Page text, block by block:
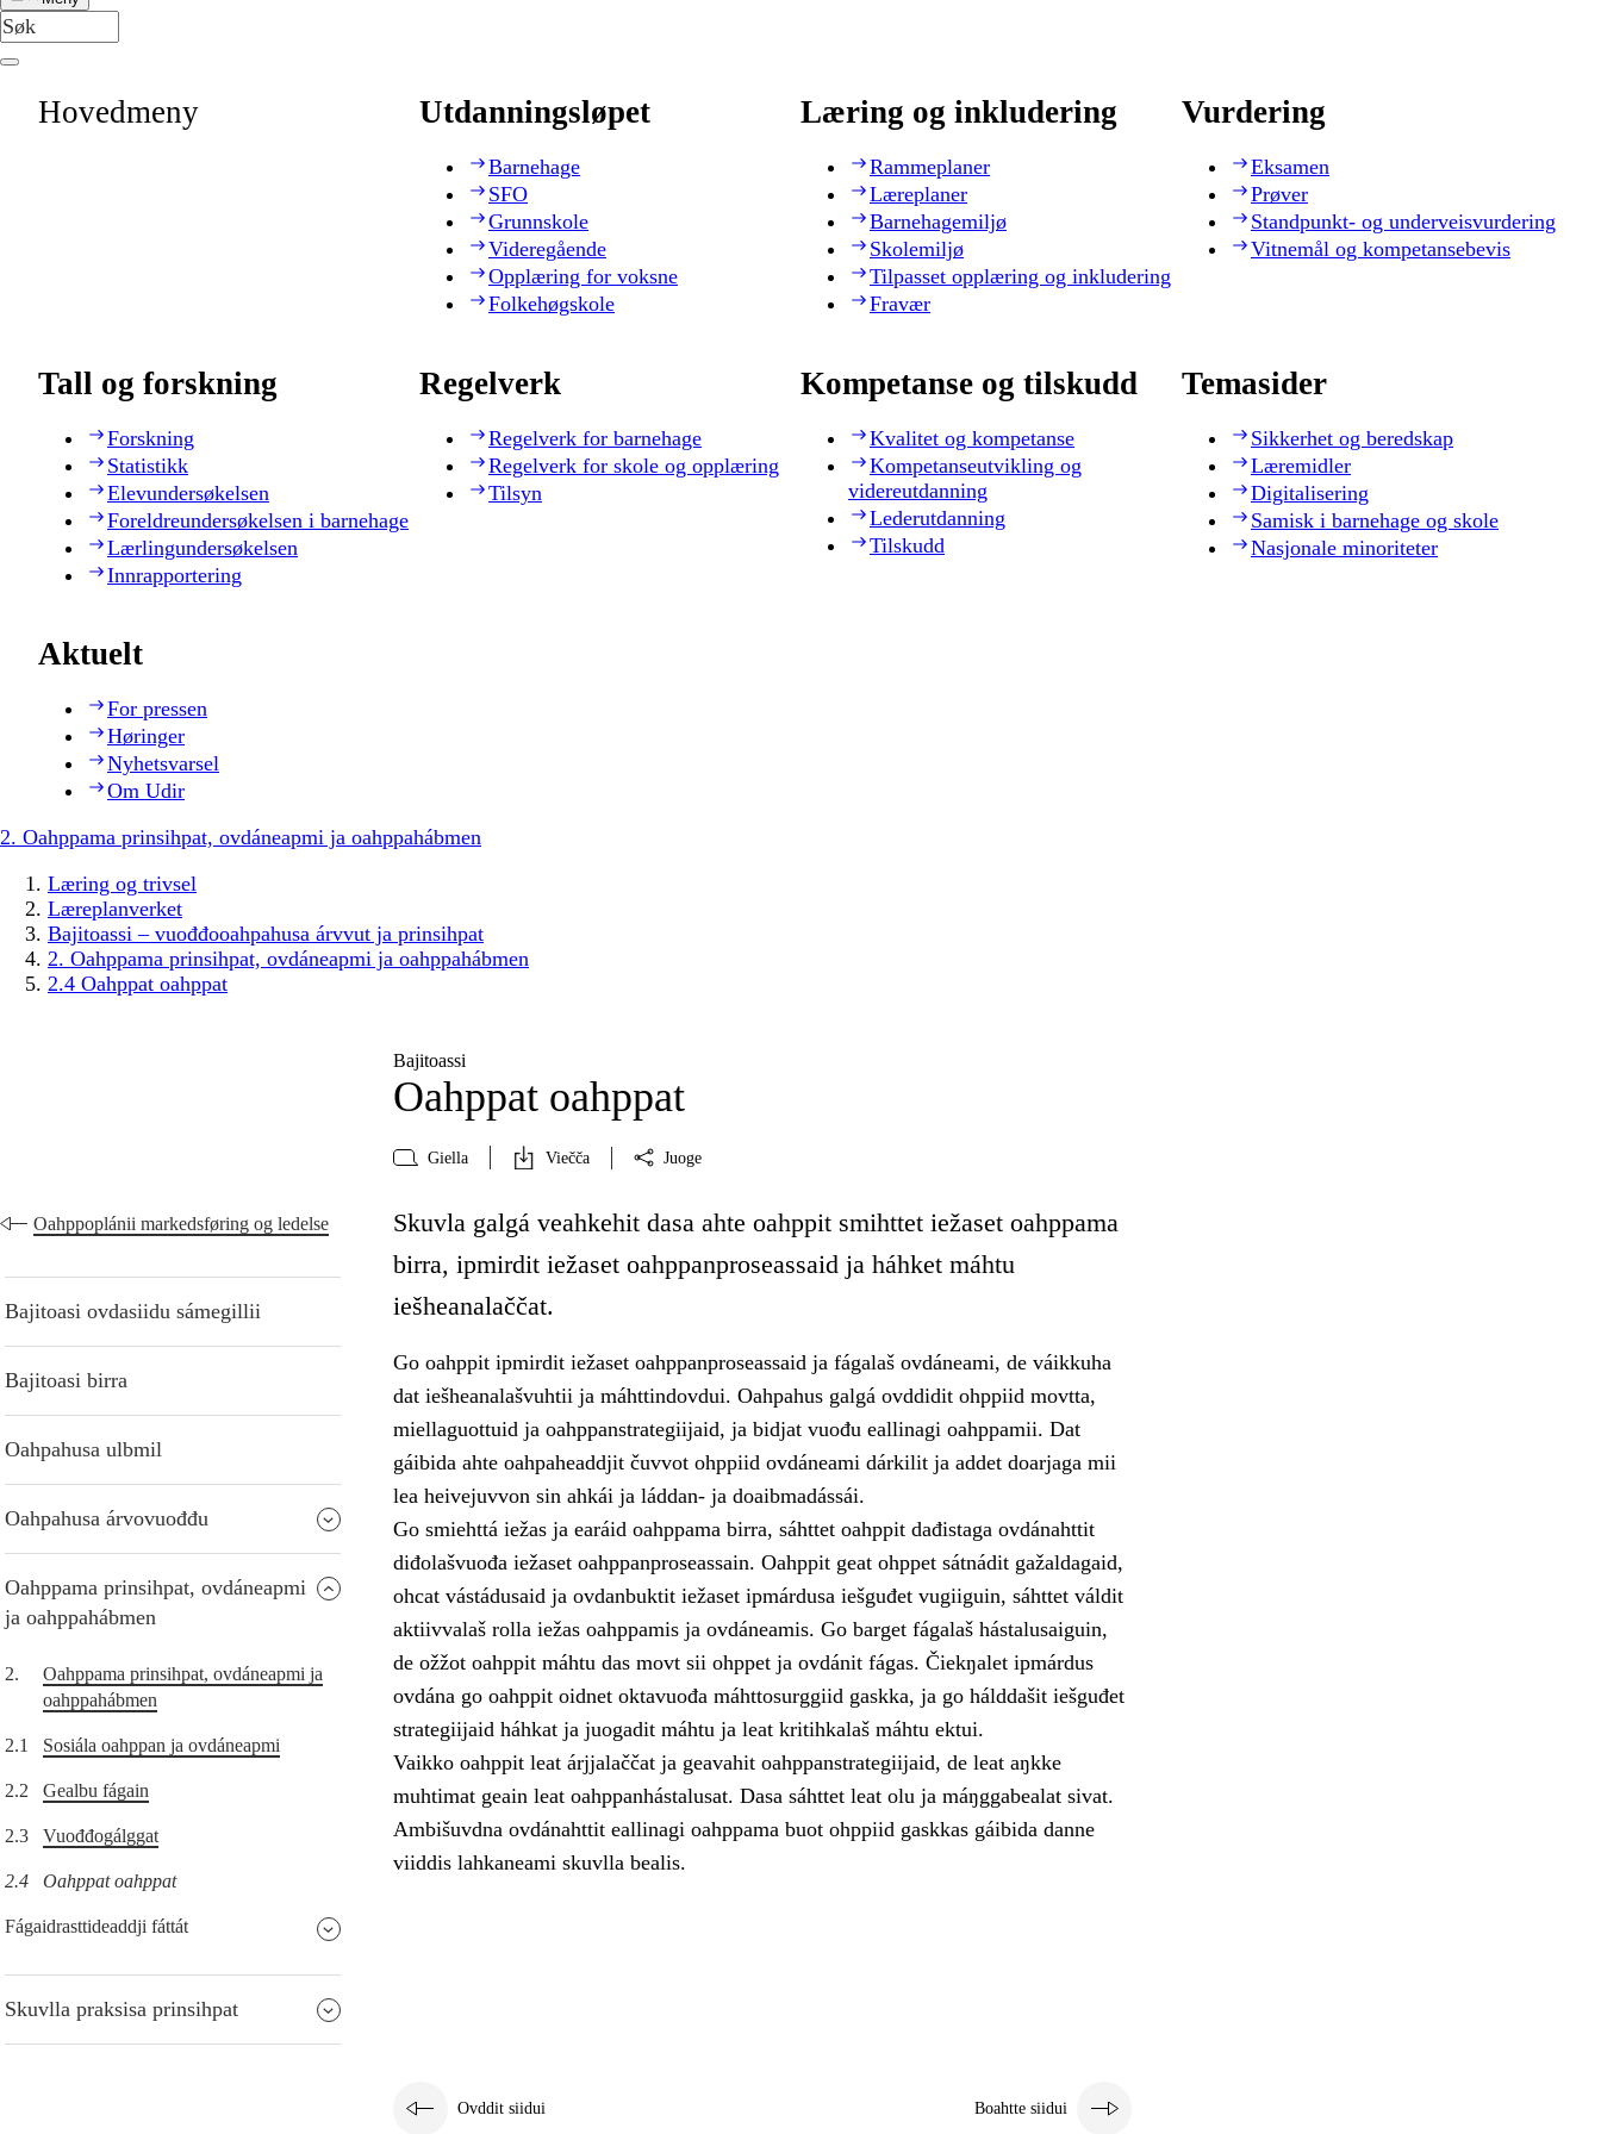
Hovedmeny Utdanningsløpet
Barnehage
SFO
Grunnskole
Videregående
Opplæring for voksne
Folkehøgskole
Læring og inkludering
Rammeplaner
Læreplaner
Barnehagemiljø
Skolemiljø
Tilpasset opplæring og inkludering
Fravær
Vurdering
Eksamen
Prøver
Standpunkt- og underveisvurdering
Vitnemål og kompetansebevis
Tall og forskning
Forskning
Statistikk
Elevundersøkelsen
Foreldreundersøkelsen i barnehage
Lærlingundersøkelsen
Innrapportering
Regelverk
Regelverk for barnehage
Regelverk for skole og opplæring
Tilsyn
Kompetanse og tilskudd
Kvalitet og kompetanse
Kompetanseutvikling og
videreutdanning
Lederutdanning
Tilskudd
Temasider
Sikkerhet og beredskap
Læremidler
Digitalisering
Samisk i barnehage og skole
Nasjonale minoriteter
Aktuelt
For pressen
Høringer
Nyhetsvarsel
Om Udir
2. Oahppama prinsihpat, ovdáneapmi ja oahppahábmen
Læring og trivsel
Læreplanverket
Bajitoassi – vuođđooahpahusa árvvut ja prinsihpat
2. Oahppama prinsihpat, ovdáneapmi ja oahppahábmen
2.4 Oahppat oahppat
Bajitoassi
Oahppat oahppat
Giella Viečča Juoge
Oahppoplánii markedsføring og ledelse
Bajitoasi ovdasiidu sámegillii
Bajitoasi birra
Oahpahusa ulbmil
Oahpahusa árvovuođđu
Oahppama prinsihpat, ovdáneapmi
ja oahppahábmen
2.
Oahppama prinsihpat, ovdáneapmi ja
oahppahábmen
2.1 Sosiála oahppan ja ovdáneapmi
2.2 Gealbu fágain
2.3 Vuođđogálggat
2.4 Oahppat oahppat
Fágaidrasttideaddji fáttát
Skuvlla praksisa prinsihpat
Skuvla galgá veahkehit dasa ahte oahppit smihttet iežaset oahppama
birra, ipmirdit iežaset oahppanproseassaid ja háhket máhtu
iešheanalaččat.
Go oahppit ipmirdit iežaset oahppanproseassaid ja fágalaš ovdáneami, de váikkuha
dat iešheanalašvuhtii ja máhttindovdui. Oahpahus galgá ovddidit ohppiid movtta,
miellaguottuid ja oahppanstrategiijaid, ja bidjat vuođu eallinagi oahppamii. Dat
gáibida ahte oahpaheaddjit čuvvot ohppiid ovdáneami dárkilit ja addet doarjaga mii
lea heivejuvvon sin ahkái ja láddan- ja doaibmadássái.
Go smiehttá iežas ja earáid oahppama birra, sáhttet oahppit dađistaga ovdánahttit
diđolašvuođa iežaset oahppanproseassain. Oahppit geat ohppet sátnádit gažaldagaid,
ohcat vástádusaid ja ovdanbuktit iežaset ipmárdusa iešguđet vugiiguin, sáhttet váldit
aktiivvalaš rolla iežas oahppamis ja ovdáneamis. Go barget fágalaš hástalusaiguin,
de ožžot oahppit máhtu das movt sii ohppet ja ovdánit fágas. Čiekŋalet ipmárdus
ovdána go oahppit oidnet oktavuođa máhttosurggiid gaskka, ja go hálddašit iešguđet
strategiijaid háhkat ja juogadit máhtu ja leat kritihkalaš máhtu ektui.
Vaikko oahppit leat árjjalaččat ja geavahit oahppanstrategiijaid, de leat aŋkke
muhtimat geain leat oahppanhástalusat. Dasa sáhttet leat olu ja máŋggabealat sivat.
Ambišuvdna ovdánahttit eallinagi oahppama buot ohppiid gaskkas gáibida danne
viiddis lahkaneami skuvlla bealis.
Ovddit siidui Boahtte siidui